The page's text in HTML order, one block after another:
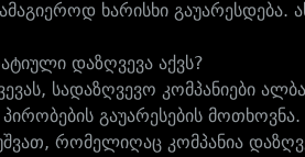
ხარისხი
დაზღვევა აქვს?
სადაზღვევო კომპანიები
პირობების გაუარესების
რომელიღაც კომპანია